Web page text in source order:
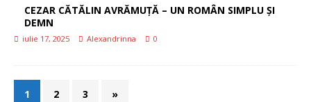
CEZAR CĂTĂLIN AVRĂMUȚĂ – UN ROMÂN SIMPLU ȘI
DEMN
iulie 17, 2025 Alexandrinna 0
1 2 3 »